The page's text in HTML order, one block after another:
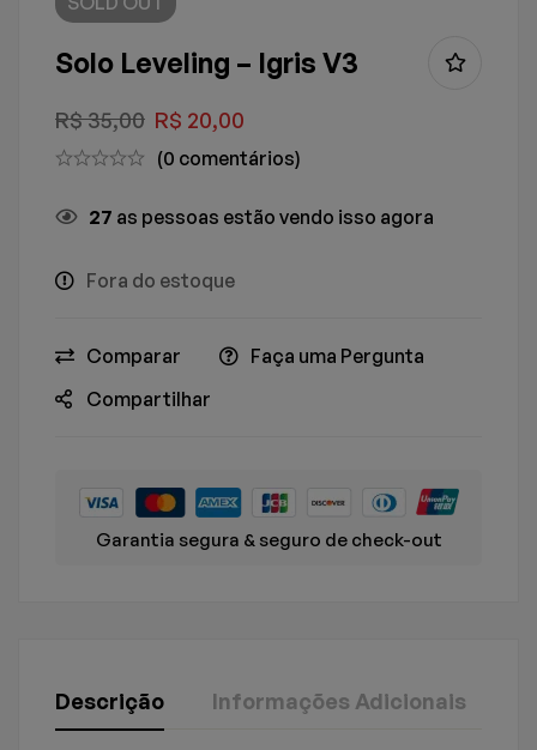
Solo Leveling – Igris V3
R$35,00 R$ 20,00
(0 comentários)
27 as pessoas estão vendo isso agora
Fora do estoque
Comparar
Faça uma Pergunta
Compartilhar
Garantia segura & seguro de check-out
Descrição Informações Adicionais